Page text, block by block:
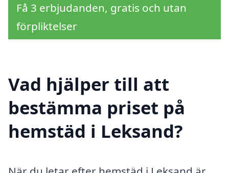
Få 3 erbjudanden, gratis och utan
förpliktelser
Vad hjälper till att
bestämma priset på
hemstäd i Leksand?